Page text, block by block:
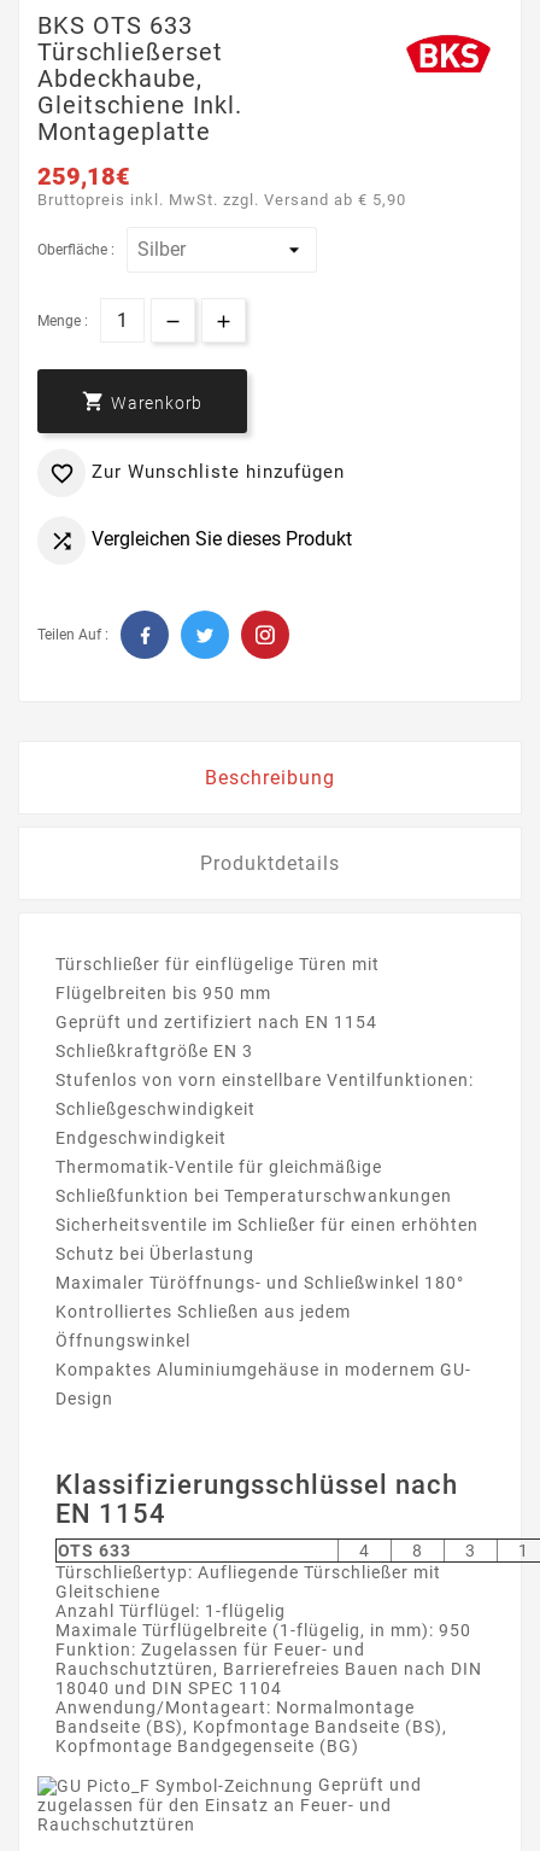
BKS OTS 633
Türschließerset
Abdeckhaube,
Gleitschiene Inkl.
Montageplatte
259,18€
Bruttopreis inkl. MwSt. zzgl. Versand ab € 5,90
Oberfläche :
Menge :
 Warenkorb
 Zur Wunschliste hinzufügen
 Vergleichen Sie dieses Produkt
Teilen Auf :
Beschreibung
Produktdetails
Türschließer für einflügelige Türen mit
Flügelbreiten bis 950 mm
Geprüft und zertifiziert nach EN 1154
Schließkraftgröße EN 3
Stufenlos von vorn einstellbare Ventilfunktionen:
Schließgeschwindigkeit
Endgeschwindigkeit
Thermomatik-Ventile für gleichmäßige
Schließfunktion bei Temperaturschwankungen
Sicherheitsventile im Schließer für einen erhöhten
Schutz bei Überlastung
Maximaler Türöffnungs- und Schließwinkel 180°
Kontrolliertes Schließen aus jedem
Öffnungswinkel
Kompaktes Aluminiumgehäuse in modernem GU-
Design
Klassifizierungsschlüssel nach
EN 1154
OTS 633 4 8 3
1
Türschließertyp: Aufliegende Türschließer mit
Gleitschiene
Anzahl Türflügel: 1-flügelig
Maximale Türflügelbreite (1-flügelig, in mm): 950
Funktion: Zugelassen für Feuer- und
Rauchschutztüren, Barrierefreies Bauen nach DIN
18040 und DIN SPEC 1104
Anwendung/Montageart: Normalmontage
Bandseite (BS), Kopfmontage Bandseite (BS),
Kopfmontage Bandgegenseite (BG)
Geprüft und
zugelassen für den Einsatz an Feuer- und
Rauchschutztüren